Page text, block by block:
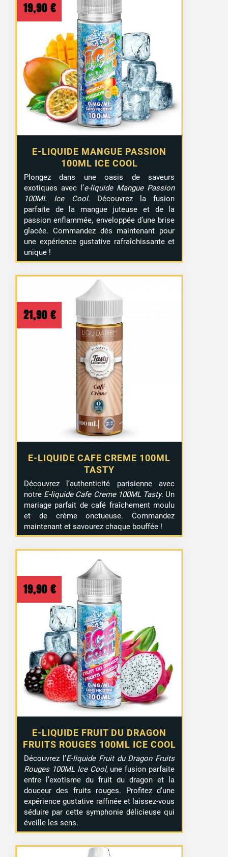
E-LIQUIDE MANGUE PASSION
100ML ICE COOL
19,90 €
Plongez dans une oasis de saveurs
exotiques avec l’e-liquide Mangue Passion
100ML Ice Cool. Découvrez la fusion
parfaite de la mangue juteuse et de la
passion enflammée, enveloppée d’une brise
glacée. Commandez dès maintenant pour
une expérience gustative rafraîchissante et
unique !
E-LIQUIDE CAFE CREME 100ML
TASTY
21,90 €
Découvrez l’authenticité parisienne avec
notre E-liquide Cafe Creme 100ML Tasty. Un
mariage parfait de café fraîchement moulu
et de crème onctueuse. Commandez
maintenant et savourez chaque bouffée !
E-LIQUIDE FRUIT DU DRAGON
FRUITS ROUGES 100ML ICE COOL
19,90 €
Découvrez l’E-liquide Fruit du Dragon Fruits
Rouges 100ML Ice Cool, une fusion parfaite
entre l’exotisme du fruit du dragon et la
douceur des fruits rouges. Profitez d’une
expérience gustative raffinée et laissez-vous
séduire par cette symphonie délicieuse qui
éveille les sens.